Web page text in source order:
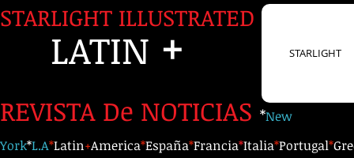
STARLIGHT ILLUSTRATED
LATIN +
REVISTA De NOTICIAS *New
York*L.A*Latin+America*España*Francia*Italia*Portugal*
STARLIGHT